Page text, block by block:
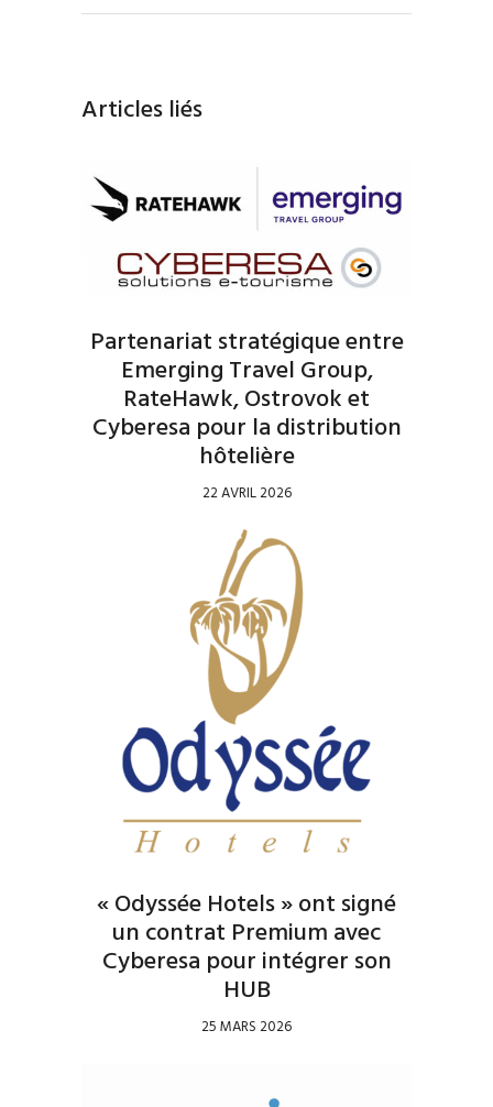
Articles liés
Partenariat stratégique entre
Emerging Travel Group,
RateHawk, Ostrovok et
Cyberesa pour la distribution
hôtelière
22 AVRIL 2026
« Odyssée Hotels » ont signé
un contrat Premium avec
Cyberesa pour intégrer son
HUB
25 MARS 2026